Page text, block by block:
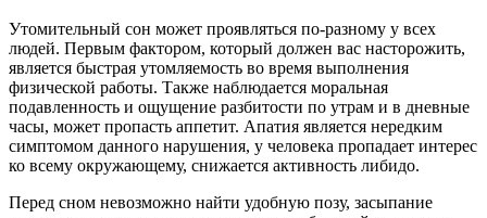
Утомительный сон может проявляться по-разному у всех
людей. Первым фактором, который должен вас насторожить,
является быстрая утомляемость во время выполнения
физической работы. Также наблюдается моральная
подавленность и ощущение разбитости по утрам и в дневные
часы, может пропасть аппетит. Апатия является нередким
симптомом данного нарушения, у человека пропадает интерес
ко всему окружающему, снижается активность либидо.
Перед сном невозможно найти удобную позу, засыпание